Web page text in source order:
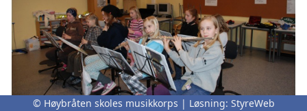
© Høybråten skoles musikkorps | Løsning: StyreWeb